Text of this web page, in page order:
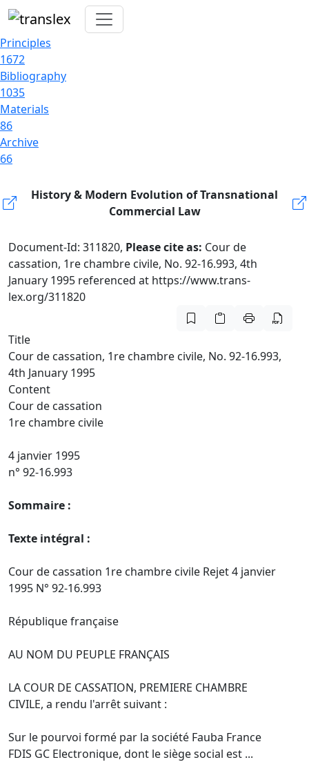
Principles
1672
Bibliography
1035
Materials
86
Archive
66
History & Modern Evolution of Transnational
Commercial Law
Document-Id: 311820, Please cite as: Cour de
cassation, 1re chambre civile, No. 92-16.993, 4th
January 1995 referenced at https://www.trans-
lex.org/311820
Title
Cour de cassation, 1re chambre civile, No. 92-16.993,
4th January 1995
Content
Cour de cassation
1re chambre civile
4 janvier 1995
n° 92-16.993
Sommaire :
Texte intégral :
Cour de cassation 1re chambre civile Rejet 4 janvier
1995 N° 92-16.993
République française
AU NOM DU PEUPLE FRANÇAIS
LA COUR DE CASSATION, PREMIERE CHAMBRE
CIVILE, a rendu l'arrêt suivant :
Sur le pourvoi formé par la société Fauba France
FDIS GC Electronique, dont le siège social est ...